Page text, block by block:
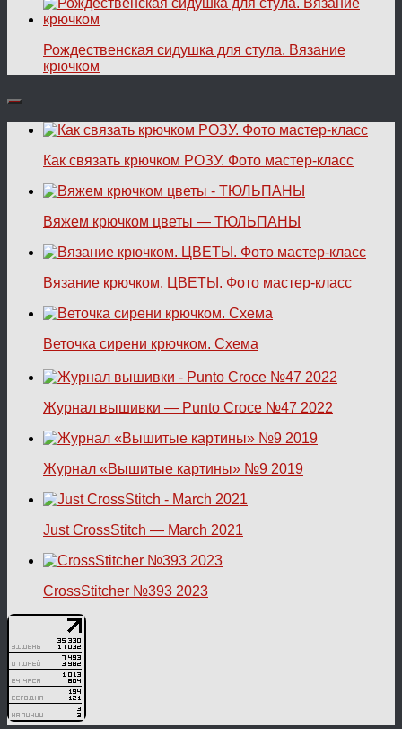
Рождественская сидушка для стула. Вязание
крючком
Как связать крючком РОЗУ. Фото мастер-класс
Вяжем крючком цветы — ТЮЛЬПАНЫ
Вязание крючком. ЦВЕТЫ. Фото мастер-класс
Веточка сирени крючком. Схема
Журнал вышивки — Punto Croce №47 2022
Журнал «Вышитые картины» №9 2019
Just CrossStitch — March 2021
CrossStitcher №393 2023